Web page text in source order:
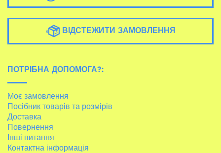
ВІДСТЕЖИТИ ЗАМОВЛЕННЯ
ПОТРІБНА ДОПОМОГА?:
Моє замовлення
Посібник товарів та розмірів
Доставка
Повернення
Інші питання
Контактна інформація